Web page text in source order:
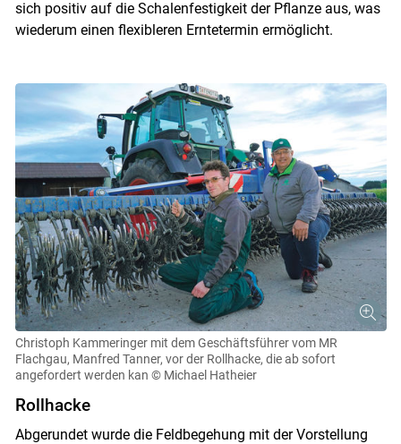
sich positiv auf die Schalenfestigkeit der Pflanze aus, was
wiederum einen flexibleren Erntetermin ermöglicht.
Christoph Kammeringer mit dem Geschäftsführer vom MR
Flachgau, Manfred Tanner, vor der Rollhacke, die ab sofort
angefordert werden kan © Michael Hatheier
Rollhacke
Abgerundet wurde die Feldbegehung mit der Vorstellung